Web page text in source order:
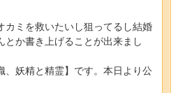
ミを救いたいし狙ってるし結婚
とか書き上げることが出来まし
妖精と精霊】です。本日より公